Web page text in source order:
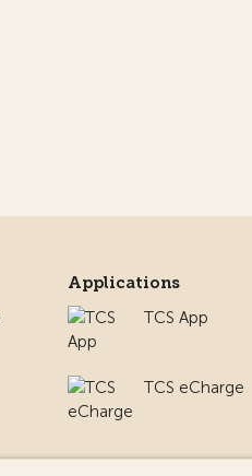
Applications
TCS App
TCS eCharge